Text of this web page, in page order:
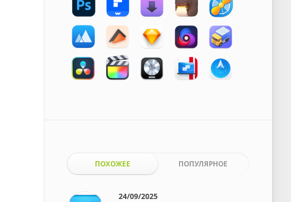
ПОХОЖЕЕ ПОПУЛЯРНОЕ
24/09/2025